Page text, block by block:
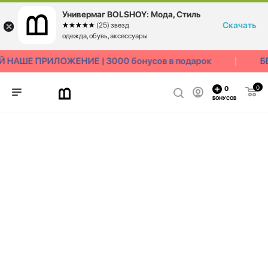
ПРИЛОЖЕНИЕ | 3000 бонусов в подарок
0
0
БОНУСОВ
Универмаг BOLSHOY: Мода, Стиль
☆☆☆☆☆
★★★★★ (25) звезд
одежда, обувь, аксессуары
Скачать